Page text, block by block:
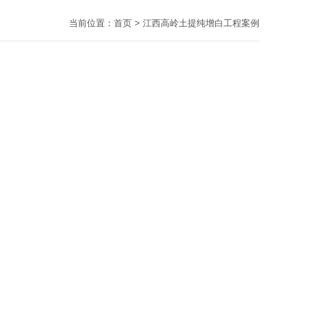
当前位置： 首页 > 江西高岭土提纯增白工程案例